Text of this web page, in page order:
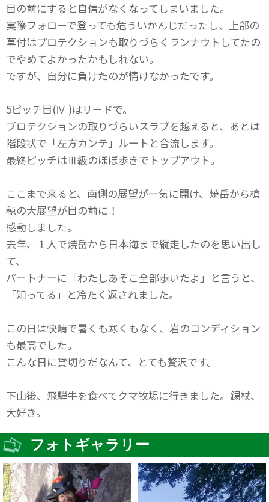
目の前にすると自信がなくなってしまいました。
実際フォローで登っても危ういかんじだったし、上部の
草付はプロテクションも取りづらくランナウトしてたの
でやめてよかったかもしれない。
ですが、自分に負けたのが情けなかったです。
5ピッチ目(Ⅳ )はリードで。
プロテクションの取りづらいスラブを越えると、あとは
階段状で「左方カンテ」ルートと合流します。
最終ピッチはⅢ級のほぼ歩きでトップアウト。
ここまで来ると、南側の展望が一気に開け、焼岳から槍
穂の大展望が目の前に！
感動しました。
去年、１人で焼岳から日本海まで縦走したのを思い出し
て、
パートナーに「わたしあそこ全部歩いたよ」と言うと、
「知ってる」と冷たく返されました。
この日は快晴で暑くも寒くもなく、岩のコンディション
も最高でした。
こんな日に貸切りだなんて、とても贅沢です。
下山後、飛騨牛を食べてクマ牧場に行きました。錫杖、
大好き。
フォトギャラリー